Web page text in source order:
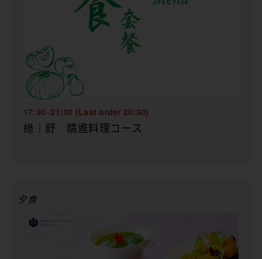
17:30~21:30 (Last order 20:30)
綠｜舒 精進料理コース
夕食